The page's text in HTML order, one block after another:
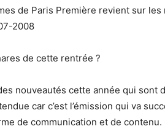
de Paris Première revient sur les
2008
de cette rentrée ?
nouveautés cette année qui sont
car c’est l’émission qui va
de communication et de contenu.